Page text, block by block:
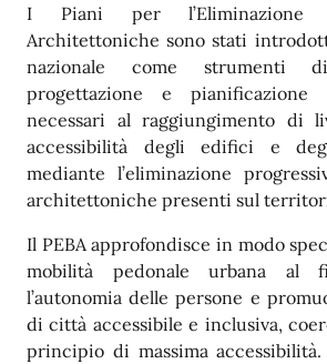
I Piani per l’Eliminazione
Architettoniche sono stati
nazionale come strumenti di
progettazione e pianificazione
necessari al raggiungimento di
accessibilità degli edifici e
mediante l’eliminazione
architettoniche presenti sul
Il PEBA approfondisce in modo
mobilità pedonale urbana al
l’autonomia delle persone e
di città accessibile e inclusiva,
principio di massima